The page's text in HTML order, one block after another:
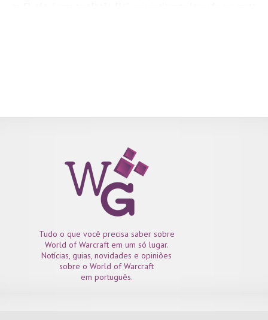
Tudo o que você precisa saber sobre
World of Warcraft em um só lugar.
Notícias, guias, novidades e opiniões
sobre o World of Warcraft
em português.